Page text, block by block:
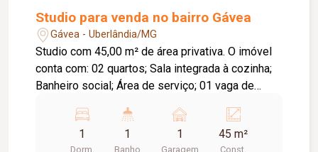
Studio para venda no bairro Gávea
Gávea - Uberlândia/MG
Studio com 45,00 m² de área privativa. O imóvel
conta com: 02 quartos; Sala integrada à cozinha;
Banheiro social; Área de serviço; 01 vaga de
moderno e funcional; Excelente aproveitamento
dos espaços; Condomínio moderno e seguro;
1
Dorm.
1
Banho
1
Garagem
45 m²
Const.